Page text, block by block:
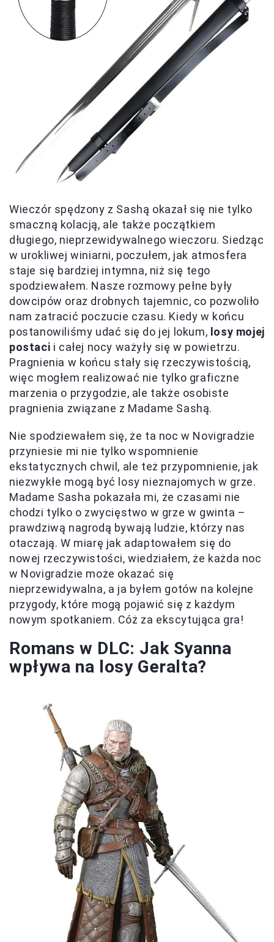
Wieczór spędzony z Sashą okazał się nie tylko
smaczną kolacją, ale także początkiem
długiego, nieprzewidywalnego wieczoru. Siedząc
w urokliwej winiarni, poczułem, jak atmosfera
staje się bardziej intymna, niż się tego
spodziewałem. Nasze rozmowy pełne były
dowcipów oraz drobnych tajemnic, co pozwoliło
nam zatracić poczucie czasu. Kiedy w końcu
postanowiliśmy udać się do jej lokum, losy mojej
postaci i całej nocy ważyły się w powietrzu.
Pragnienia w końcu stały się rzeczywistością,
więc mogłem realizować nie tylko graficzne
marzenia o przygodzie, ale także osobiste
pragnienia związane z Madame Sashą.
Nie spodziewałem się, że ta noc w Novigradzie
przyniesie mi nie tylko wspomnienie
ekstatycznych chwil, ale też przypomnienie, jak
niezwykłe mogą być losy nieznajomych w grze.
Madame Sasha pokazała mi, że czasami nie
chodzi tylko o zwycięstwo w grze w gwinta –
prawdziwą nagrodą bywają ludzie, którzy nas
otaczają. W miarę jak adaptowałem się do
nowej rzeczywistości, wiedziałem, że każda noc
w Novigradzie może okazać się
nieprzewidywalna, a ja byłem gotów na kolejne
przygody, które mogą pojawić się z każdym
nowym spotkaniem. Cóż za ekscytująca gra!
Romans w DLC: Jak Syanna
wpływa na losy Geralta?